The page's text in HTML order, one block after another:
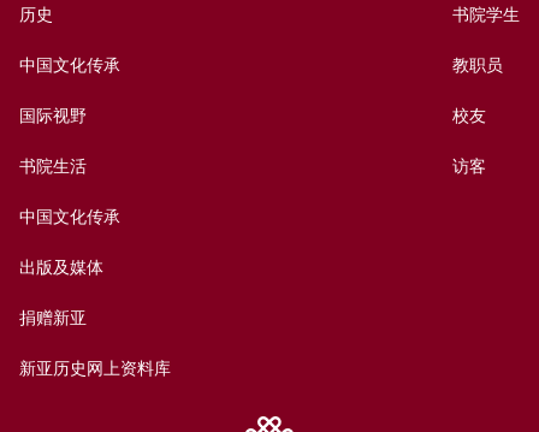
历史
中国文化传承
国际视野
书院生活
中国文化传承
出版及媒体
捐赠新亚
新亚历史网上资料库
书院学生
教职员
校友
访客